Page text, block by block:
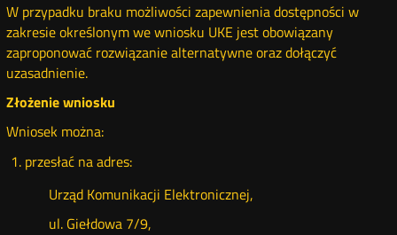
W przypadku braku możliwości zapewnienia dostępności w
zakresie określonym we wniosku UKE jest obowiązany
zaproponować rozwiązanie alternatywne oraz dołączyć
uzasadnienie.
Złożenie wniosku
Wniosek można:
przesłać na adres:
Urząd Komunikacji Elektronicznej,
ul. Giełdowa 7/9,